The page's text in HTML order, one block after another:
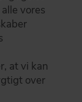
vores
at vi kan
over